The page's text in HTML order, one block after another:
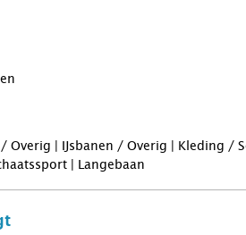
Overig | IJsbanen / Overig | Kleding /
| Langebaan